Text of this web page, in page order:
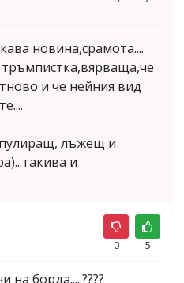
новина,срамота....
и че нейния вид
лъжещ и
и
0 5
на борда.....????